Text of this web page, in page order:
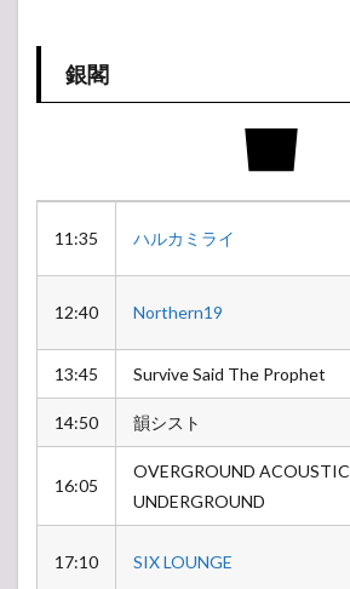
銀閣
11:35 ハルカミライ
12:40 Northern19
13:45 Survive Said The Prophet
14:50 韻シスト
16:05
OVERGROUND ACOUSTIC
UNDERGROUND
17:10 SIX LOUNGE